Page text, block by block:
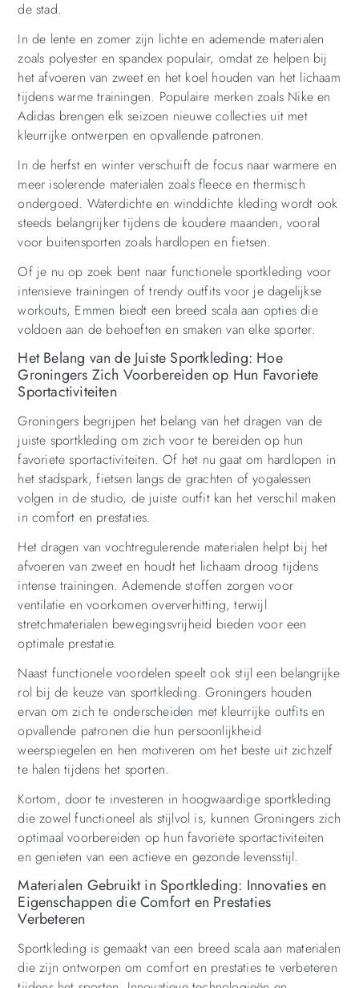
de stad.
In de lente en zomer zijn lichte en ademende materialen
zoals polyester en spandex populair, omdat ze helpen bij
het afvoeren van zweet en het koel houden van het lichaam
tijdens warme trainingen. Populaire merken zoals Nike en
Adidas brengen elk seizoen nieuwe collecties uit met
kleurrijke ontwerpen en opvallende patronen.
In de herfst en winter verschuift de focus naar warmere en
meer isolerende materialen zoals fleece en thermisch
ondergoed. Waterdichte en winddichte kleding wordt ook
steeds belangrijker tijdens de koudere maanden, vooral
voor buitensporten zoals hardlopen en fietsen.
Of je nu op zoek bent naar functionele sportkleding voor
intensieve trainingen of trendy outfits voor je dagelijkse
workouts, Emmen biedt een breed scala aan opties die
voldoen aan de behoeften en smaken van elke sporter.
Het Belang van de Juiste Sportkleding: Hoe
Groningers Zich Voorbereiden op Hun Favoriete
Sportactiviteiten
Groningers begrijpen het belang van het dragen van de
juiste sportkleding om zich voor te bereiden op hun
favoriete sportactiviteiten. Of het nu gaat om hardlopen in
het stadspark, fietsen langs de grachten of yogalessen
volgen in de studio, de juiste outfit kan het verschil maken
in comfort en prestaties.
Het dragen van vochtregulerende materialen helpt bij het
afvoeren van zweet en houdt het lichaam droog tijdens
intense trainingen. Ademende stoffen zorgen voor
ventilatie en voorkomen oververhitting, terwijl
stretchmaterialen bewegingsvrijheid bieden voor een
optimale prestatie.
Naast functionele voordelen speelt ook stijl een belangrijke
rol bij de keuze van sportkleding. Groningers houden
ervan om zich te onderscheiden met kleurrijke outfits en
opvallende patronen die hun persoonlijkheid
weerspiegelen en hen motiveren om het beste uit zichzelf
te halen tijdens het sporten.
Kortom, door te investeren in hoogwaardige sportkleding
die zowel functioneel als stijlvol is, kunnen Groningers zich
optimaal voorbereiden op hun favoriete sportactiviteiten
en genieten van een actieve en gezonde levensstijl.
Materialen Gebruikt in Sportkleding: Innovaties en
Eigenschappen die Comfort en Prestaties
Verbeteren
Sportkleding is gemaakt van een breed scala aan materialen
die zijn ontworpen om comfort en prestaties te verbeteren